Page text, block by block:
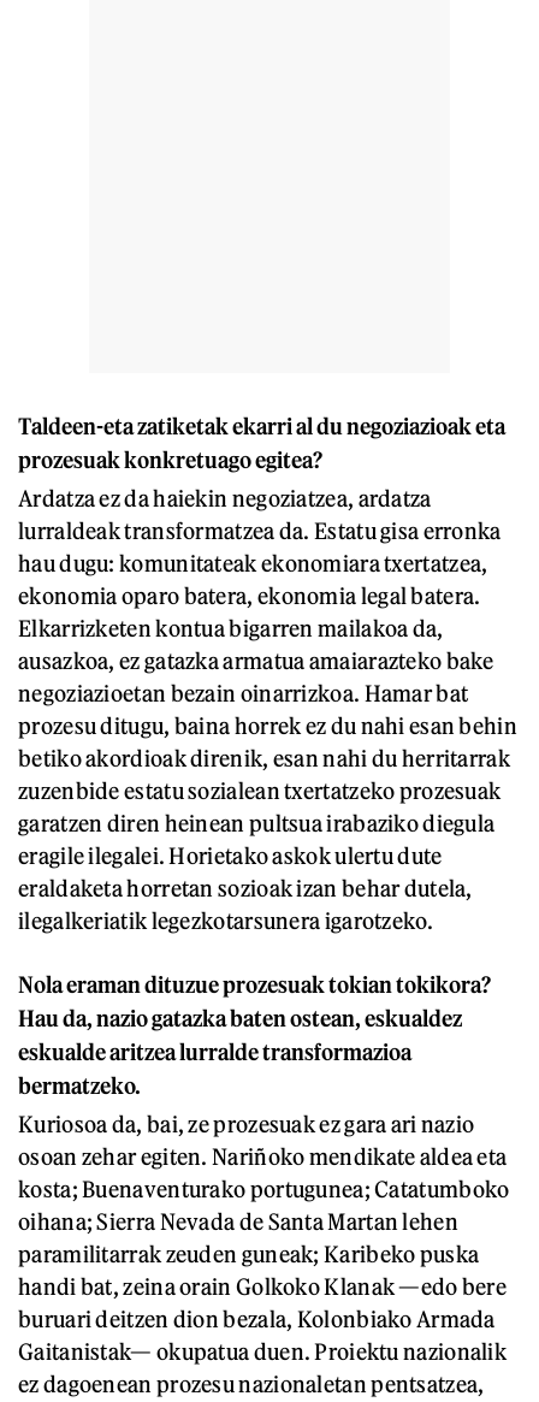
Taldeen-eta zatiketak ekarri al du negoziazioak eta
prozesuak konkretuago egitea?
Ardatza ez da haiekin negoziatzea, ardatza
lurraldeak transformatzea da. Estatu gisa erronka
hau dugu: komunitateak ekonomiara txertatzea,
ekonomia oparo batera, ekonomia legal batera.
Elkarrizketen kontua bigarren mailakoa da,
ausazkoa, ez gatazka armatua amaiarazteko bake
negoziazioetan bezain oinarrizkoa. Hamar bat
prozesu ditugu, baina horrek ez du nahi esan behin
betiko akordioak direnik, esan nahi du herritarrak
zuzenbide estatu sozialean txertatzeko prozesuak
garatzen diren heinean pultsua irabaziko diegula
eragile ilegalei. Horietako askok ulertu dute
eraldaketa horretan sozioak izan behar dutela,
ilegalkeriatik legezkotarsunera igarotzeko.
Nola eraman dituzue prozesuak tokian tokikora?
Hau da, nazio gatazka baten ostean, eskualdez
eskualde aritzea lurralde transformazioa
bermatzeko.
Kuriosoa da, bai, ze prozesuak ez gara ari nazio
osoan zehar egiten. Nariñoko mendikate aldea eta
kosta; Buenaventurako portugunea; Catatumboko
oihana; Sierra Nevada de Santa Martan lehen
paramilitarrak zeuden guneak; Karibeko puska
handi bat, zeina orain Golkoko Klanak —edo bere
buruari deitzen dion bezala, Kolonbiako Armada
Gaitanistak— okupatua duen. Proiektu nazionalik
ez dagoenean prozesu nazionaletan pentsatzea,